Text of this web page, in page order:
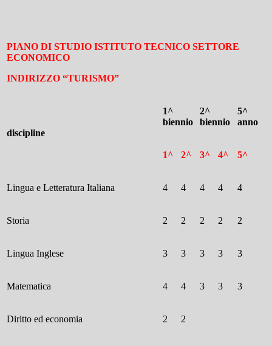
PIANO DI STUDIO ISTITUTO TECNICO SETTORE
ECONOMICO
INDIRIZZO “TURISMO”
discipline
1^
biennio
2^
biennio
5^
anno
1^ 2^ 3^ 4^ 5^
Lingua e Letteratura Italiana 4 4 4 4 4
Storia 2 2 2 2 2
Lingua Inglese 3 3 3 3 3
Matematica 4 4 3 3 3
Diritto ed economia 2 2